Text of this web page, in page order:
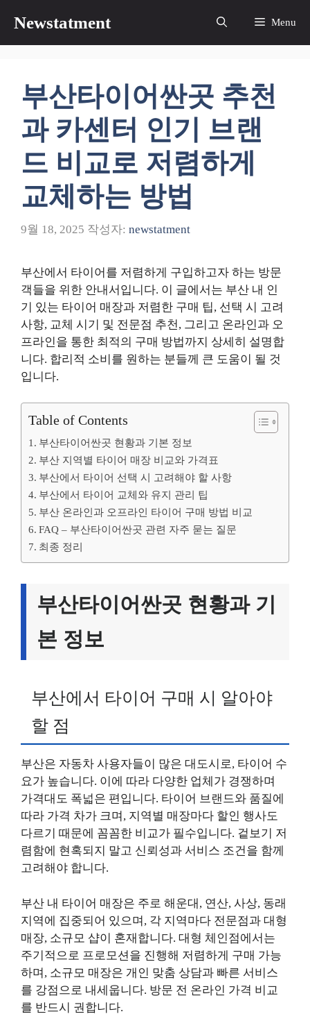
츠
Newstatment Menu
부산타이어싼곳 추천
과 카센터 인기 브랜
드 비교로 저렴하게
교체하는 방법
9월 18, 2025 작성자: newstatment
부산에서 타이어를 저렴하게 구입하고자 하는 방문
객들을 위한 안내서입니다. 이 글에서는 부산 내 인
기 있는 타이어 매장과 저렴한 구매 팁, 선택 시 고려
사항, 교체 시기 및 전문점 추천, 그리고 온라인과 오
프라인을 통한 최적의 구매 방법까지 상세히 설명합
니다. 합리적 소비를 원하는 분들께 큰 도움이 될 것
입니다.
Table of Contents
부산타이어싼곳 현황과 기본 정보
부산 지역별 타이어 매장 비교와 가격표
부산에서 타이어 선택 시 고려해야 할 사항
부산에서 타이어 교체와 유지 관리 팁
부산 온라인과 오프라인 타이어 구매 방법 비교
FAQ – 부산타이어싼곳 관련 자주 묻는 질문
최종 정리
부산타이어싼곳 현황과 기
본 정보
부산에서 타이어 구매 시 알아야
할 점
부산은 자동차 사용자들이 많은 대도시로, 타이어 수
요가 높습니다. 이에 따라 다양한 업체가 경쟁하며
가격대도 폭넓은 편입니다. 타이어 브랜드와 품질에
따라 가격 차가 크며, 지역별 매장마다 할인 행사도
다르기 때문에 꼼꼼한 비교가 필수입니다. 겉보기 저
렴함에 현혹되지 말고 신뢰성과 서비스 조건을 함께
고려해야 합니다.
부산 내 타이어 매장은 주로 해운대, 연산, 사상, 동래
지역에 집중되어 있으며, 각 지역마다 전문점과 대형
매장, 소규모 샵이 혼재합니다. 대형 체인점에서는
주기적으로 프로모션을 진행해 저렴하게 구매 가능
하며, 소규모 매장은 개인 맞춤 상담과 빠른 서비스
를 강점으로 내세웁니다. 방문 전 온라인 가격 비교
를 반드시 권합니다.